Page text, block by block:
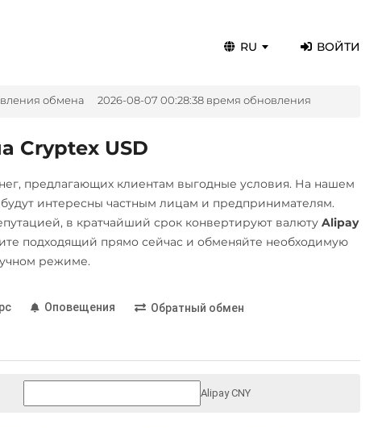
RU ВОЙТИ
обмена 2026-08-07 00:28:38 время обновления
Cryptex USD
предлагающих клиентам выгодные условия. На нашем
интересны частным лицам и предпринимателям.
в кратчайший срок конвертируют валюту Alipay
подходящий прямо сейчас и обменяйте необходимую
режиме.
Оповещения Обратный обмен
Alipay CNY